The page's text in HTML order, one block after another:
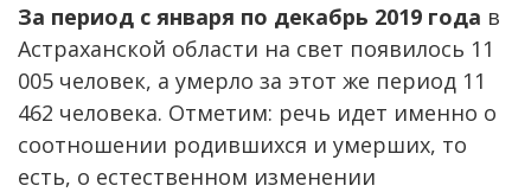
За период с января по декабрь 2019 года в
Астраханской области на свет появилось 11
005 человек, а умерло за этот же период 11
462 человека. Отметим: речь идет именно о
соотношении родившихся и умерших, то
есть, о естественном изменении